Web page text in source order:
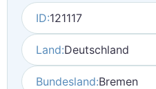
ID:121117
Land:Deutschland
Bundesland:Bremen